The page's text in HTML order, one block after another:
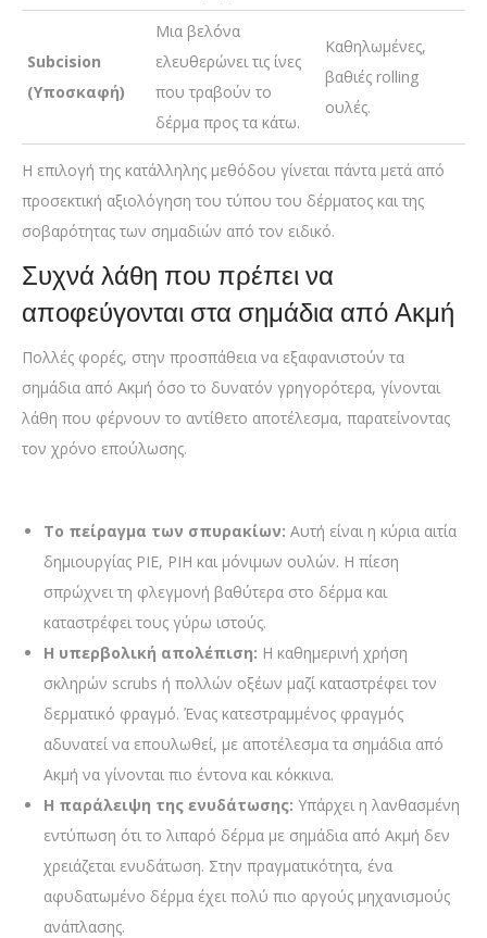
Subcision
(Υποσκαφή)
Μια βελόνα
ελευθερώνει τις ίνες
που τραβούν το
δέρμα προς τα κάτω.
Καθηλωμένες,
βαθιές rolling
ουλές.
Η επιλογή της κατάλληλης μεθόδου γίνεται πάντα μετά από
προσεκτική αξιολόγηση του τύπου του δέρματος και της
σοβαρότητας των σημαδιών από τον ειδικό.
Συχνά λάθη που πρέπει να
αποφεύγονται στα σημάδια από Ακμή
Πολλές φορές, στην προσπάθεια να εξαφανιστούν τα
σημάδια από Ακμή όσο το δυνατόν γρηγορότερα, γίνονται
λάθη που φέρνουν το αντίθετο αποτέλεσμα, παρατείνοντας
τον χρόνο επούλωσης.
Το πείραγμα των σπυρακίων: Αυτή είναι η κύρια αιτία
δημιουργίας PIE, PIH και μόνιμων ουλών. Η πίεση
σπρώχνει τη φλεγμονή βαθύτερα στο δέρμα και
καταστρέφει τους γύρω ιστούς.
Η υπερβολική απολέπιση: Η καθημερινή χρήση
σκληρών scrubs ή πολλών οξέων μαζί καταστρέφει τον
δερματικό φραγμό. Ένας κατεστραμμένος φραγμός
αδυνατεί να επουλωθεί, με αποτέλεσμα τα σημάδια από
Ακμή να γίνονται πιο έντονα και κόκκινα.
Η παράλειψη της ενυδάτωσης: Υπάρχει η λανθασμένη
εντύπωση ότι το λιπαρό δέρμα με σημάδια από Ακμή δεν
χρειάζεται ενυδάτωση. Στην πραγματικότητα, ένα
αφυδατωμένο δέρμα έχει πολύ πιο αργούς μηχανισμούς
ανάπλασης.